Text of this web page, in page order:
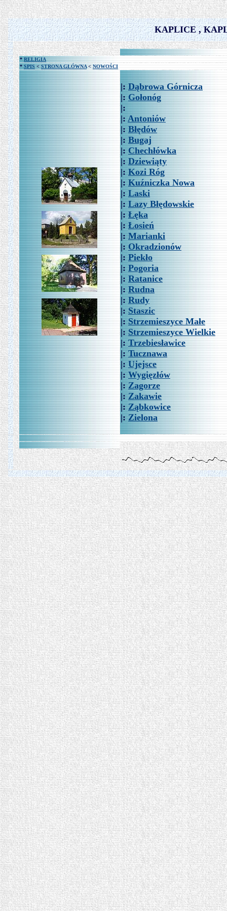
KAPLICE ,
* RELIGIA
* SPIS < STRONA GŁÓWNA< NOWOŚCI
|: Dąbrowa Górnicza
|: Gołonóg
|:
|: Antoniów
|: Błędów
|: Bugaj
|: Chechłówka
|: Dziewiąty
|: Kozi Róg
|: Kuźniczka Nowa
|: Laski
|: Lazy Błędowskie
|: Łęka
|: Łosień
|: Marianki
|: Okradzionów
|: Piekło
|: Pogoria
|: Ratanice
|: Rudna
|: Rudy
|: Staszic
|: Strzemieszyce Małe
|: Strzemieszyce Wielkie
|: Trzebiesławice
|: Tucznawa
|: Ujejsce
|: Wygięzłów
|: Zagorze
|: Zakawie
|: Ząbkowice
|: Zielona